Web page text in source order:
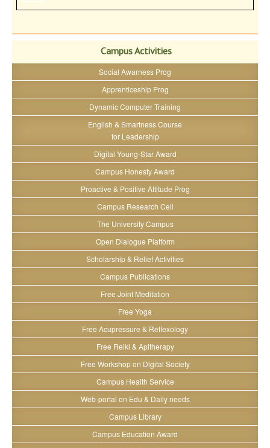
Campus Activities
Social Awarness Prog
Apprenticeship Prog
Dynamic Computer Training
English & Smartness Course
for Leadership
Digital Young-Star Award
Campus Honesty Award
Proactive & Positive Attitude Prog
Campus Research Cell
The University Campus
Open Dialogue Platform
Scholarship & Relief Activities
Campus Publications
Free Joint Meditation
Free Yoga
Free Acupressure & Reflexology
Free Reiki & Apitherapy
Free Workshop on Digital Society
Campus Health Service
Web-portal on Edu & Daily needs
Campus Library
Campus Education Award